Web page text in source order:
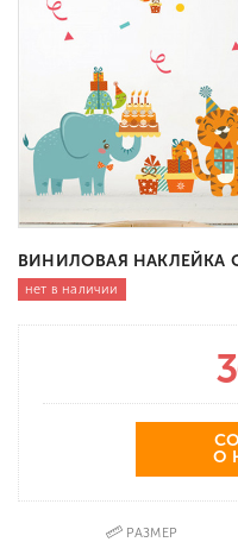
ВИНИЛОВАЯ НАКЛЕЙКА
нет в наличии
О
РАЗМЕР